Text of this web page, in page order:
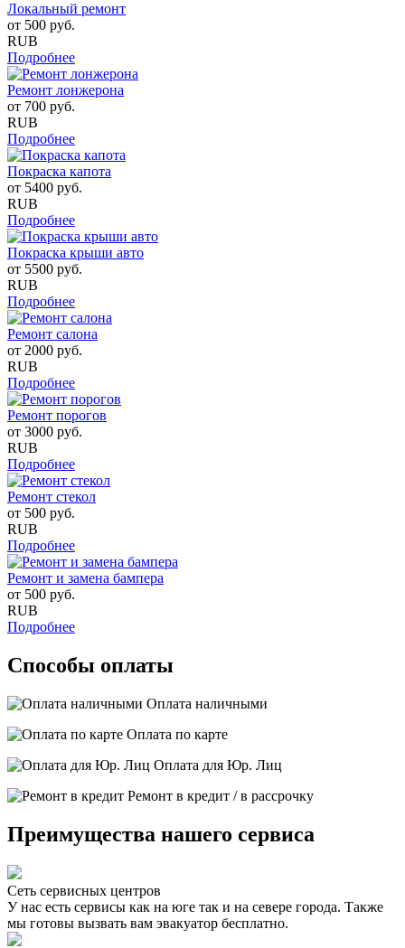
Локальный ремонт
от 500 руб.
RUB
Подробнее
Ремонт лонжерона
от 700 руб.
RUB
Подробнее
Покраска капота
от 5400 руб.
RUB
Подробнее
Покраска крыши авто
от 5500 руб.
RUB
Подробнее
Ремонт салона
от 2000 руб.
RUB
Подробнее
Ремонт порогов
от 3000 руб.
RUB
Подробнее
Ремонт стекол
от 500 руб.
RUB
Подробнее
Ремонт и замена бампера
от 500 руб.
RUB
Подробнее
Способы оплаты
Оплата наличными
Оплата по карте
Оплата для Юр. Лиц
Ремонт в кредит / в рассрочку
Преимущества нашего сервиса
Сеть сервисных центров
У нас есть сервисы как на юге так и на севере города. Также
мы готовы вызвать вам эвакуатор бесплатно.